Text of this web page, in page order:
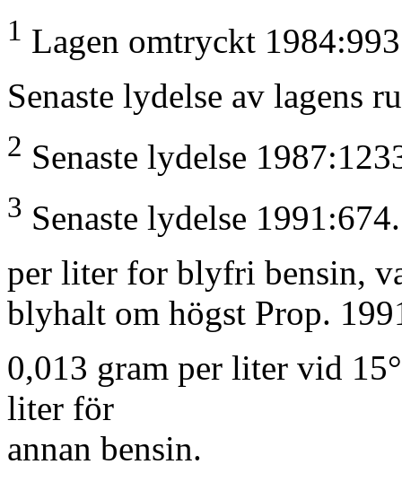
1 Lagen omtryckt
Senaste lydelse av lagens
2 Senaste lydelse
3 Senaste lydelse 1991:674.
per liter for blyfri bensin,
blyhalt om högst Prop.
0,013 gram per liter vid
liter för
annan bensin.